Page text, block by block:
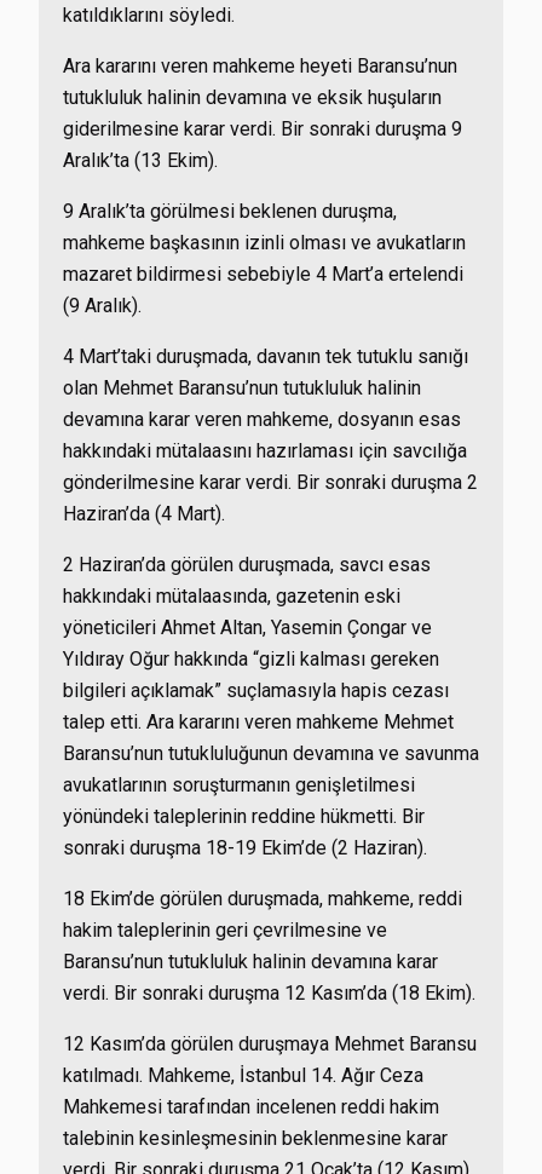
katıldıklarını söyledi.
Ara kararını veren mahkeme heyeti Baransu’nun
tutukluluk halinin devamına ve eksik huşuların
giderilmesine karar verdi. Bir sonraki duruşma 9
Aralık’ta (13 Ekim).
9 Aralık’ta görülmesi beklenen duruşma,
mahkeme başkasının izinli olması ve avukatların
mazaret bildirmesi sebebiyle 4 Mart’a ertelendi
(9 Aralık).
4 Mart’taki duruşmada, davanın tek tutuklu sanığı
olan Mehmet Baransu’nun tutukluluk halinin
devamına karar veren mahkeme, dosyanın esas
hakkındaki mütalaasını hazırlaması için savcılığa
gönderilmesine karar verdi. Bir sonraki duruşma 2
Haziran’da (4 Mart).
2 Haziran’da görülen duruşmada, savcı esas
hakkındaki mütalaasında, gazetenin eski
yöneticileri Ahmet Altan, Yasemin Çongar ve
Yıldıray Oğur hakkında “gizli kalması gereken
bilgileri açıklamak” suçlamasıyla hapis cezası
talep etti. Ara kararını veren mahkeme Mehmet
Baransu’nun tutukluluğunun devamına ve savunma
avukatlarının soruşturmanın genişletilmesi
yönündeki taleplerinin reddine hükmetti. Bir
sonraki duruşma 18-19 Ekim’de (2 Haziran).
18 Ekim’de görülen duruşmada, mahkeme, reddi
hakim taleplerinin geri çevrilmesine ve
Baransu’nun tutukluluk halinin devamına karar
verdi. Bir sonraki duruşma 12 Kasım’da (18 Ekim).
12 Kasım’da görülen duruşmaya Mehmet Baransu
katılmadı. Mahkeme, İstanbul 14. Ağır Ceza
Mahkemesi tarafından incelenen reddi hakim
talebinin kesinleşmesinin beklenmesine karar